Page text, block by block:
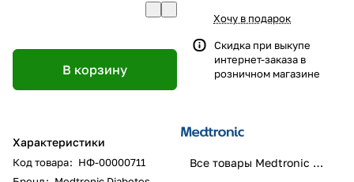
В корзину
Характеристики
Код товара: НФ-00000711
Хочу в подарок
Скидка при выкупе
интернет-заказа в
розничном магазине
Все товары Medtronic Diabetes